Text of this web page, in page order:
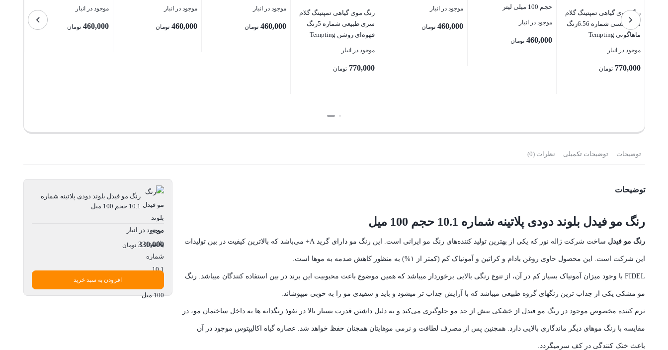
رنگ موی گیاهی تمپتینگ گلام
سری مسی شماره 6.56رنگ
ماهاگونی Tempting
موجود در انبار
770,000 تومان
حجم 100 میلی لیتر
موجود در انبار
460,000 تومان
موجود در انبار
460,000 تومان
رنگ موی گیاهی تمپتینگ گلام
سری طبیعی شماره 5رنگ
قهوه‌ای روشن Tempting
موجود در انبار
770,000 تومان
موجود در انبار
460,000 تومان
موجود در انبار
460,000 تومان
موجود در انبار
460,000 تومان
توضیحات توضیحات تکمیلی نظرات (0)
توضیحات
رنگ مو فیدل بلوند دودی پلاتینه شماره 10.1 حجم 100 میل
رنگ موفیدل ساخت شرکت ژاله نور که یکی از بهترین تولید کننده‌های رنگ مو ایرانی است. این رنگ مو دارای گرید A+ می‌باشد که بالاترین کیفیت در بین تولیدات
این شرکت است. این محصول حاوی روغن بادام و کراتین و آمونیاک کم (کمتر از ۱%) به منظور کاهش صدمه به موها است.
FIDEL با وجود میزان آمونیاک بسیار کم در آن، از تنوع رنگی بالایی برخوردار میباشد که همین موضوع باعث محبوبیت این برند در بین استفاده کنندگان میباشد. رنگ
مو مشکی یکی از جذاب ترین رنگهای گروه طبیعی میباشد که با آرایش جذاب تر میشود و باید و سفیدی مو را به خوبی میپوشاند.
نرم کننده مخصوص موجود در رنگ مو فیدل از خشکی بیش از حد مو جلوگیری می‌کند و به دلیل داشتن قدرت بسیار بالا در نفوذ رنگدانه ها به داخل ساختمان مو، در
مقایسه با رنگ موهای دیگر ماندگاری بالایی دارد. همچنین پس از مصرف لطافت و نرمی موهایتان همچنان حفظ خواهد شد. عصاره گیاه اکالیپتوس موجود در آن
باعث خنک کنندگی در کف سرمیگردد.
رنگ مو فیدل بلوند دودی پلاتینه شماره
10.1 حجم 100 میل
موجود در انبار
330,000 تومان
افزودن به سبد خرید